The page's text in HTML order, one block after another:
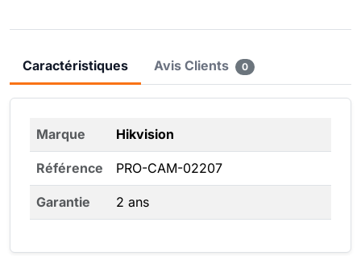
Caractéristiques Avis Clients 0
Marque Hikvision
Référence PRO-CAM-02207
Garantie 2 ans